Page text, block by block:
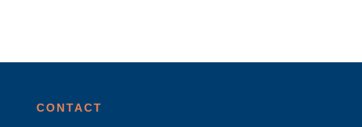
CONTACT